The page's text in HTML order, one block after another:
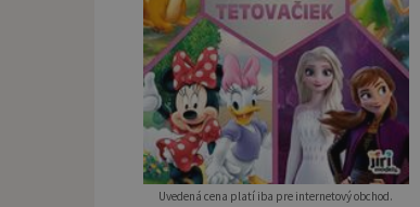
Uvedená cena platí iba pre internetový obchod.